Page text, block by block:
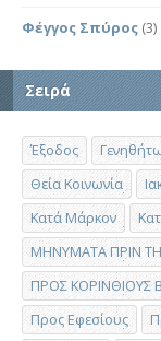
Φέγγος Σπύρος (3)
Σειρά
Έξοδος
Θεία Κοινωνία
Κατά Μάρκον
ΜΗΝΥΜΑΤΑ ΠΡΙΝ ΤΗ
ΠΡΟΣ ΚΟΡΙΝΘΙΟΥΣ Β΄
Προς Εφεσίους